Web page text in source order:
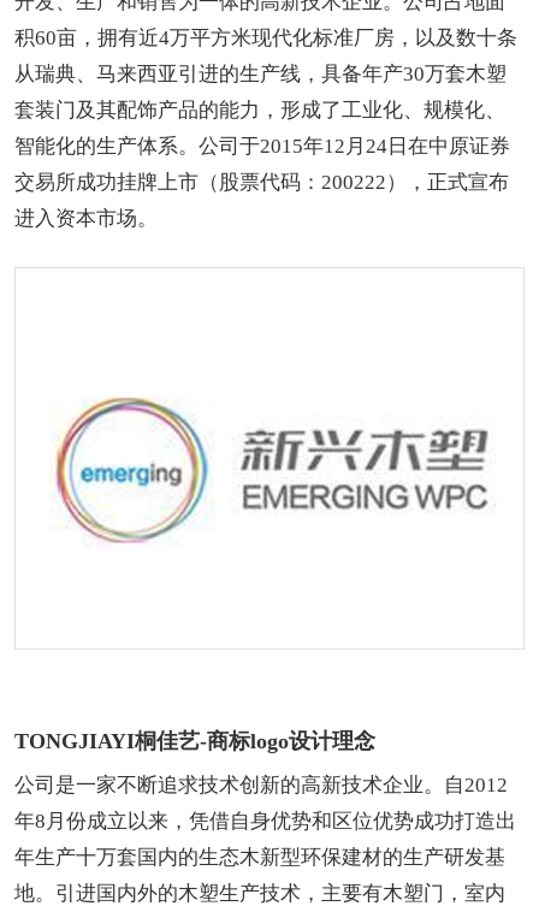
积60亩，拥有近4万平方米现代化标准厂房，以及数十条
从瑞典、马来西亚引进的生产线，具备年产30万套木塑
套装门及其配饰产品的能力，形成了工业化、规模化、
智能化的生产体系。公司于2015年12月24日在中原证券
交易所成功挂牌上市（股票代码：200222），正式宣布
进入资本市场。
TONGJIAYI桐佳艺-商标logo设计理念
公司是一家不断追求技术创新的高新技术企业。自2012
年8月份成立以来，凭借自身优势和区位优势成功打造出
年生产十万套国内的生态木新型环保建材的生产研发基
地。引进国内外的木塑生产技术，主要有木塑门，室内